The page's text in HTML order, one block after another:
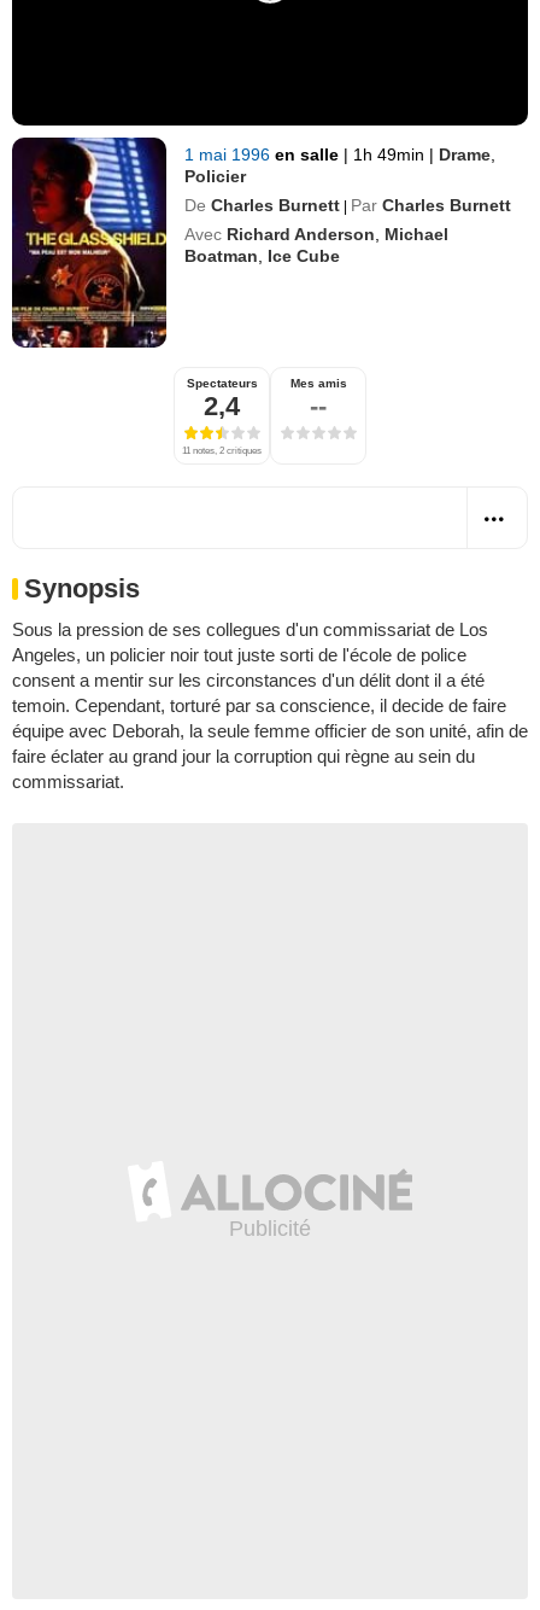
1 mai 1996en salle | 1h 49min | Drame
Policier
De Charles Burnett | Par Charles Burnett
Avec Richard Anderson
Michael
Boatman
Ice Cube
Spectateurs
2,4
11 notes, 2 critiques
Mes amis
--
Synopsis
Sous la pression de ses collegues d'un commissariat de Los
Angeles, un policier noir tout juste sorti de l'école de police
consent a mentir sur les circonstances d'un délit dont il a été
temoin. Cependant, torturé par sa conscience, il decide de faire
équipe avec Deborah, la seule femme officier de son unité, afin de
faire éclater au grand jour la corruption qui règne au sein du
commissariat.